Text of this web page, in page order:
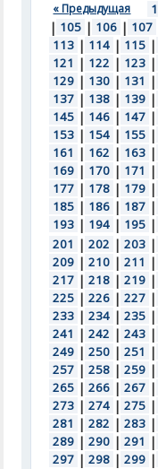
« Предыдущая 1
| 105 | 106 | 107
113 | 114 | 115 |
121 | 122 | 123 |
129 | 130 | 131 |
137 | 138 | 139 |
145 | 146 | 147 |
153 | 154 | 155 |
161 | 162 | 163 |
169 | 170 | 171 |
177 | 178 | 179 |
185 | 186 | 187 |
193 | 194 | 195 |
201 | 202 | 203 |
209 | 210 | 211 |
217 | 218 | 219 |
225 | 226 | 227 |
233 | 234 | 235 |
241 | 242 | 243 |
249 | 250 | 251 |
257 | 258 | 259 |
265 | 266 | 267 |
273 | 274 | 275 |
281 | 282 | 283 |
289 | 290 | 291 |
297 | 298 | 299 |